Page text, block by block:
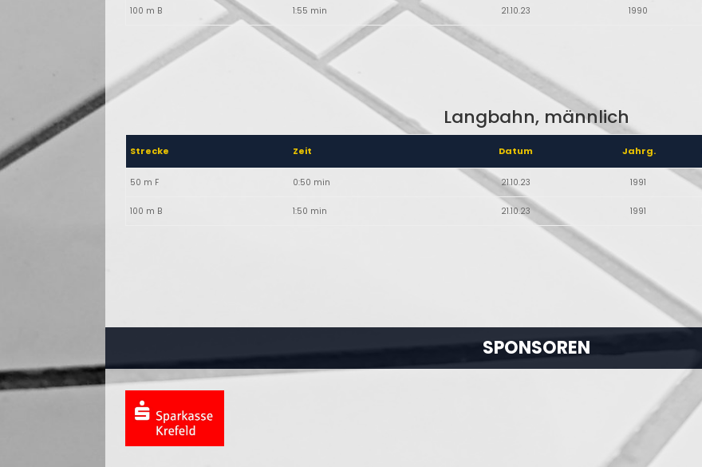
100 m B 1:55 min 21.10.23 1990
Langbahn, männlich
Strecke Zeit Datum Jahrg.
50 m F 0:50 min 21.10.23 1991
100 m B 1:50 min 21.10.23 1991
SPONSOREN